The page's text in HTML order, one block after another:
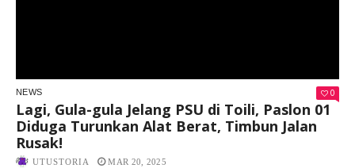
NEWS 0
Lagi, Gula-gula Jelang PSU di Toili, Paslon 01
Diduga Turunkan Alat Berat, Timbun Jalan
Rusak!
UTUSTORIA MAR 20, 2025